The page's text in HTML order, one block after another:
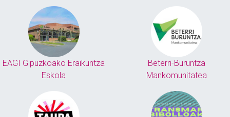
EAGI Gipuzkoako Eraikuntza
Eskola
Beterri-Buruntza
Mankomunitatea